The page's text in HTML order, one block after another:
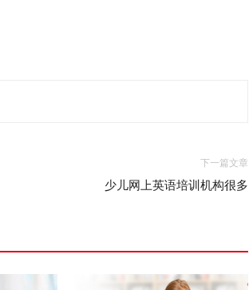
下一篇文章
少儿网上英语培训机构很多